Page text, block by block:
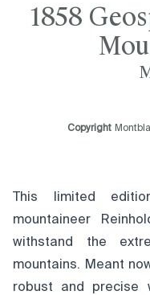
1858
Copyright
This limited
mountaineer
withstand the
mountains. Meant
robust and